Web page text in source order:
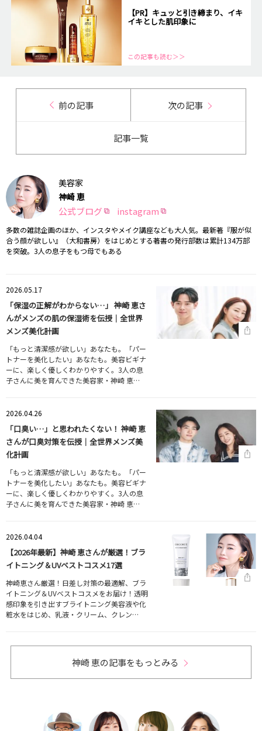
【PR】キュッと引き締まり、イキ
イキとした肌印象に
この記事も読む＞＞
前の記事 次の記事
記事一覧
美容家
神崎 恵
公式ブログ instagram
多数の雑誌企画のほか、インスタやメイク講座なども大人気。最新著『服が似
合う顔が欲しい』（大和書房）をはじめとする著書の発行部数は累計134万部
を突破。3人の息子をもつ母でもある
2026.05.17
「保湿の正解がわからない…」 神崎 恵さ
んがメンズの肌の保湿術を伝授｜全世界
メンズ美化計画
「もっと清潔感が欲しい」あなたも。「パー
トナーを美化したい」あなたも。美容ビギナ
ーに、楽しく優しくわかりやすく。3人の息
子さんに美を育んできた美容家・神崎 恵…
2026.04.26
「口臭い…」と思われたくない！ 神崎 恵
さんが口臭対策を伝授｜全世界メンズ美
化計画
「もっと清潔感が欲しい」あなたも。「パー
トナーを美化したい」あなたも。美容ビギナ
ーに、楽しく優しくわかりやすく。3人の息
子さんに美を育んできた美容家・神崎 恵…
2026.04.04
【2026年最新】神崎 恵さんが厳選！ブラ
イトニング＆UVベストコスメ17選
神崎恵さん厳選！日差し対策の最適解、ブラ
イトニング＆UVベストコスメをお届け！透明
感印象を引き出すブライトニング美容液や化
粧水をはじめ、乳液・クリーム、クレン…
神崎 恵の記事をもっとみる